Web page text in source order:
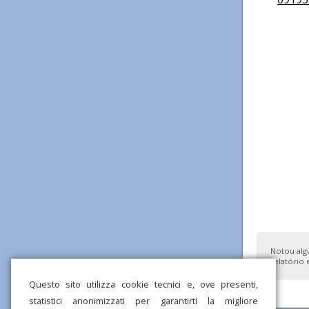
Questo sito utilizza cookie tecnici e, ove presenti,
statistici anonimizzati per garantirti la migliore
Notou
relatório